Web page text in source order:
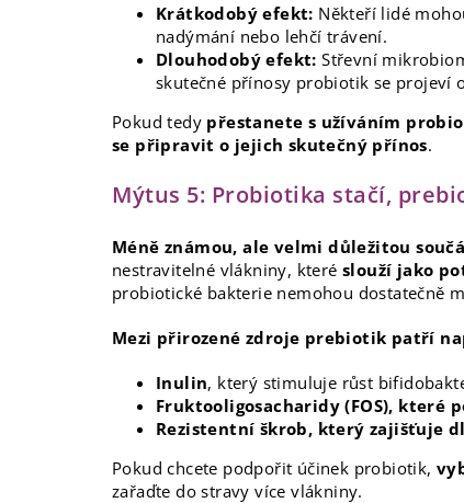
Krátkodobý efekt: Někteří lidé
nadýmání nebo lehčí trávení.
Dlouhodobý efekt: Střevní
skutečné přínosy probiotik se projeví
Pokud tedy přestanete s užíváním
se připravit o jejich skutečný přínos.
Mýtus 5: Probiotika stačí,
Méně známou, ale velmi důležitou
nestravitelné vlákniny, které slouží jako
probiotické bakterie nemohou dostatečně
Mezi přirozené zdroje prebiotik patří
Inulin, který stimuluje růst
Fruktooligosacharidy (FOS), které
Rezistentní škrob, který zajišťuje
Pokud chcete podpořit účinek probiotik,
zařaďte do stravy více vlákniny.